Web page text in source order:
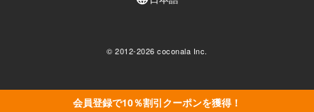
会員登録で10％割引クーポンを獲得！